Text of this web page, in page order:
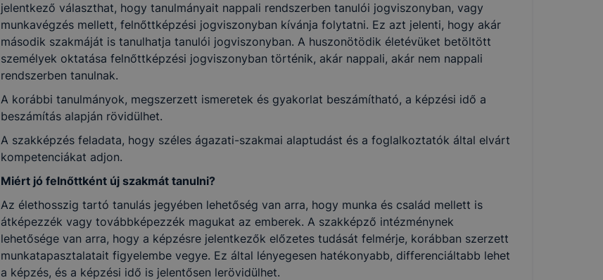
jelentkező választhat, hogy tanulmányait nappali rendszerben tanulói jogviszonyban, vagy
munkavégzés mellett, felnőttképzési jogviszonyban kívánja folytatni. Ez azt jelenti, hogy akár
második szakmáját is tanulhatja tanulói jogviszonyban. A huszonötödik életévüket betöltött
személyek oktatása felnőttképzési jogviszonyban történik, akár nappali, akár nem nappali
rendszerben tanulnak.
A korábbi tanulmányok, megszerzett ismeretek és gyakorlat beszámítható, a képzési idő a
beszámítás alapján rövidülhet.
A szakképzés feladata, hogy széles ágazati-szakmai alaptudást és a foglalkoztatók által elvárt
kompetenciákat adjon.
Miért jó felnőttként új szakmát tanulni?
Az élethosszig tartó tanulás jegyében lehetőség van arra, hogy munka és család mellett is
átképezzék vagy továbbképezzék magukat az emberek. A szakképző intézménynek
lehetősége van arra, hogy a képzésre jelentkezők előzetes tudását felmérje, korábban szerzett
munkatapasztalatait figyelembe vegye. Ez által lényegesen hatékonyabb, differenciáltabb lehet
a képzés, és a képzési idő is jelentősen lerövidülhet.